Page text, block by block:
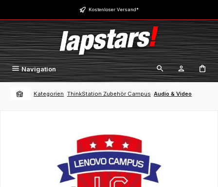
Zum Hauptinhalt springen Kostenloser Versand*
Navigation
Kategorien ThinkStation Zubehör Campus Audio & Video